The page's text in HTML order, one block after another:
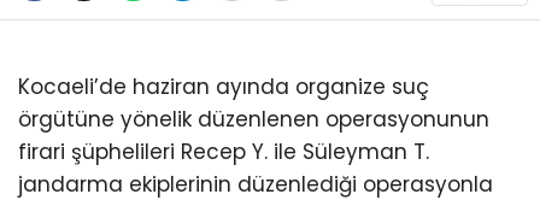
Kocaeli’de haziran ayında organize suç
örgütüne yönelik düzenlenen operasyonunun
firari şüphelileri Recep Y. ile Süleyman T.
jandarma ekiplerinin düzenlediği operasyonla